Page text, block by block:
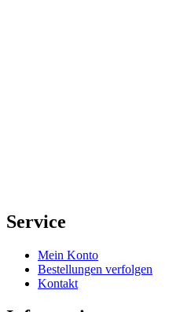
Service
Mein Konto
Bestellungen verfolgen
Kontakt